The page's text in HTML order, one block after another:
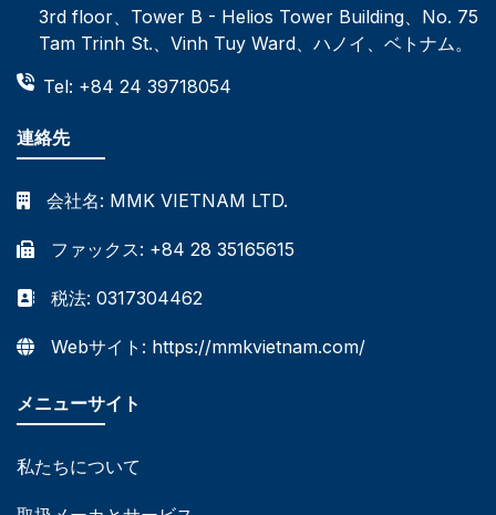
3rd floor、Tower B - Helios Tower Building、No. 75
Tam Trinh St.、Vinh Tuy Ward、ハノイ、ベトナム。
Tel: +84 24 39718054
連絡先
会社名: MMK VIETNAM LTD.
ファックス: +84 28 35165615
税法: 0317304462
Webサイト: https://mmkvietnam.com/
メニューサイト
私たちについて